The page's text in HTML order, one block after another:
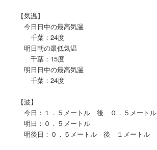
【気温】
今日日中の最高気温
千葉：24度
明日朝の最低気温
千葉：15度
明日日中の最高気温
千葉：24度
【波】
今日：１．５メートル 後 ０．５メートル
明日：０．５メートル
明後日：０．５メートル 後 １メートル